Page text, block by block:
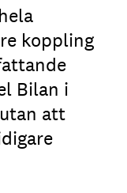
koppling
Bilan i
att